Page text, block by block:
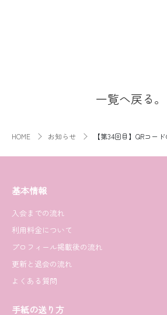
一覧へ戻る。
HOME お知らせ 【第34回目】QRコー
基本情報
入会までの流れ
利用料金について
プロフィール掲載後の流れ
更新と退会の流れ
よくある質問
手紙の送り方